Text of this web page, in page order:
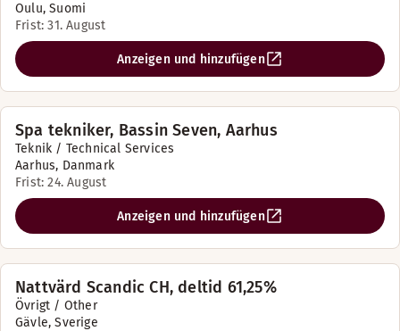
Oulu, Suomi
Frist: 31. August
Anzeigen und hinzufügen
Spa tekniker, Bassin Seven, Aarhus
Teknik / Technical Services
Aarhus, Danmark
Frist: 24. August
Anzeigen und hinzufügen
Nattvärd Scandic CH, deltid 61,25%
Övrigt / Other
Gävle, Sverige